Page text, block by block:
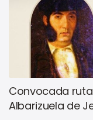
Convocada
Albarizuela de